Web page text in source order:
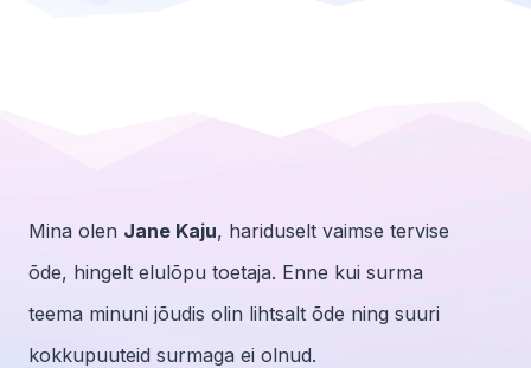
Mina olen Jane Kaju, hariduselt vaimse tervise
õde, hingelt elulõpu toetaja. Enne kui surma
teema minuni jõudis olin lihtsalt õde ning suuri
kokkupuuteid surmaga ei olnud.